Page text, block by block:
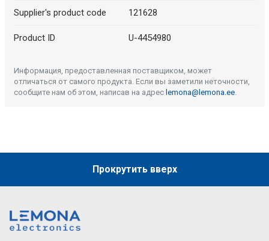
Supplier's product code 121628
Product ID U-4454980
Информация, предоставленная поставщиком, может
отличаться от самого продукта. Если вы заметили неточности,
сообщите нам об этом, написав на адрес lemona@lemona.ee.
Прокрутить вверх